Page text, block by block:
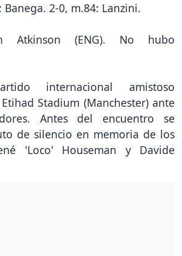
Banega. 2-0, m.84: Lanzini.
Atkinson (ENG). No hubo
internacional amistoso
Stadium (Manchester) ante
Antes del encuentro se
de silencio en memoria de los
'Loco' Houseman y Davide